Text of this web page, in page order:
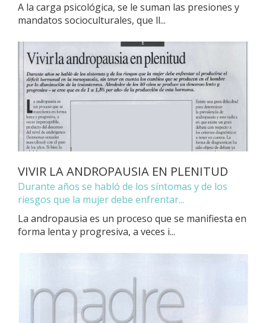
A la carga psicológica, se le suman las presiones y
mandatos socioculturales, que ll...
VIVIR LA ANDROPAUSIA EN PLENITUD
Durante años se habló de los síntomas y de los
riesgos que la mujer debe enfrentar...
La andropausia es un proceso que se manifiesta en
forma lenta y progresiva, a veces i...